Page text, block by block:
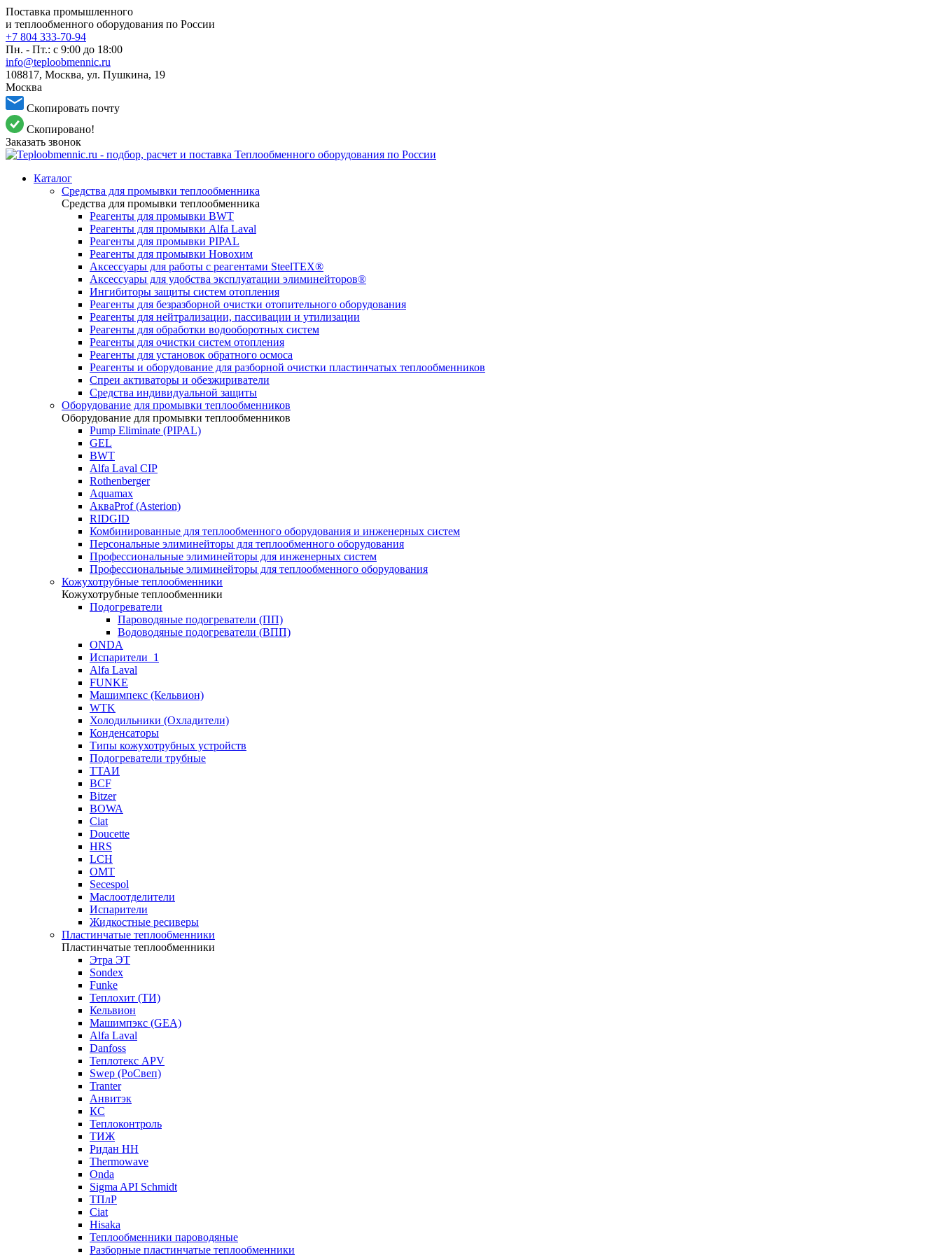
Поставка промышленного
и теплообменного оборудования по России
+7 804 333-70-94
Пн. - Пт.: с 9:00 до 18:00
info@teploobmennic.ru
108817, Москва, ул. Пушкина, 19
Москва
Скопировать почту
Скопировано!
Заказать звонок
Каталог
Средства для промывки теплообменника
Средства для промывки теплообменника
Реагенты для промывки BWT
Реагенты для промывки Alfa Laval
Реагенты для промывки PIPAL
Реагенты для промывки Новохим
Аксессуары для работы с реагентами SteelTEX®
Аксессуары для удобства эксплуатации элиминейторов®
Ингибиторы защиты систем отопления
Реагенты для безразборной очистки отопительного оборудования
Реагенты для нейтрализации, пассивации и утилизации
Реагенты для обработки водооборотных систем
Реагенты для очистки систем отопления
Реагенты для установок обратного осмоса
Реагенты и оборудование для разборной очистки пластинчатых теплообменников
Спреи активаторы и обезжириватели
Средства индивидуальной защиты
Оборудование для промывки теплообменников
Оборудование для промывки теплообменников
Pump Eliminate (PIPAL)
GEL
BWT
Alfa Laval CIP
Rothenberger
Aquamax
АкваProf (Asterion)
RIDGID
Комбинированные для теплообменного оборудования и инженерных систем
Персональные элиминейторы для теплообменного оборудования
Профессиональные элиминейторы для инженерных систем
Профессиональные элиминейторы для теплообменного оборудования
Кожухотрубные теплообменники
Кожухотрубные теплообменники
Подогреватели
Пароводяные подогреватели (ПП)
Водоводяные подогреватели (ВПП)
ONDA
Испарители_1
Alfa Laval
FUNKE
Машимпекс (Кельвион)
WTK
Холодильники (Охладители)
Конденсаторы
Типы кожухотрубных устройств
Подогреватели трубные
ТТАИ
BCF
Bitzer
BOWA
Ciat
Doucette
HRS
LCH
OMT
Secespol
Маслоотделители
Испарители
Жидкостные ресиверы
Пластинчатые теплообменники
Пластинчатые теплообменники
Этра ЭТ
Sondex
Funke
Теплохит (ТИ)
Кельвион
Машимпэкс (GEA)
Alfa Laval
Danfoss
Теплотекс APV
Swep (РоСвеп)
Tranter
Анвитэк
КС
Теплоконтроль
ТИЖ
Ридан НН
Thermowave
Onda
Sigma API Schmidt
ТПлР
Ciat
Hisaka
Теплообменники пароводяные
Разборные пластинчатые теплообменники